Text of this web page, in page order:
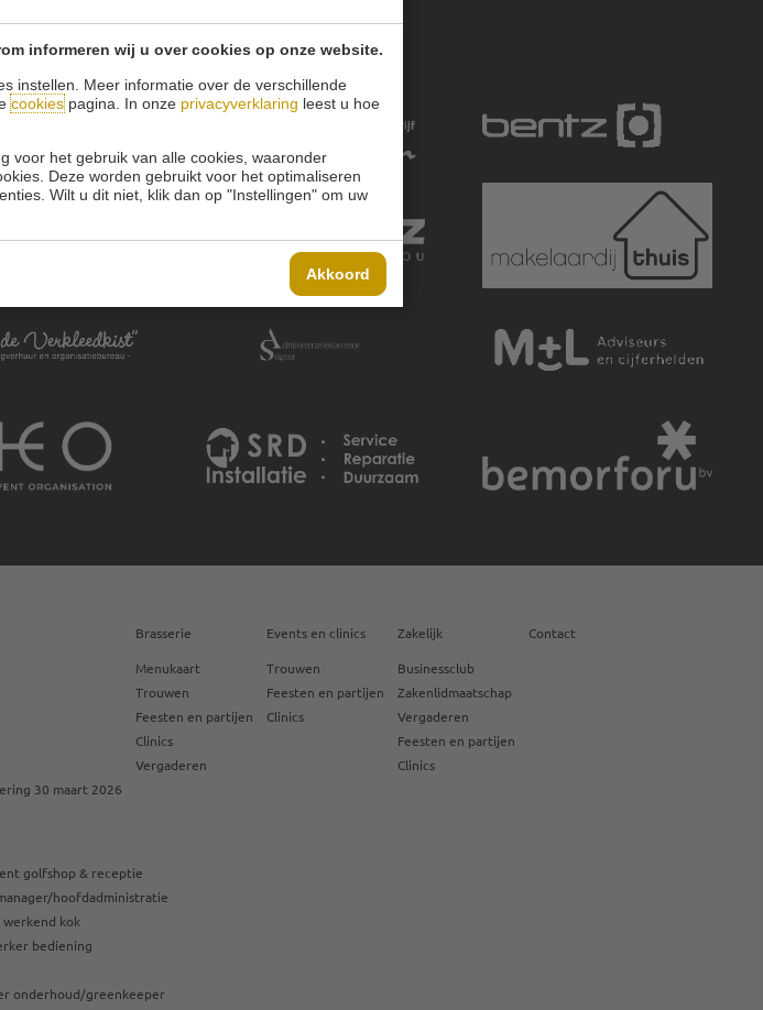
informeren wij u over cookies op onze website.
instellen. Meer informatie over de verschillende
cookiespagina. In onze privacyverklaring leest u hoe
voor het gebruik van alle cookies, waaronder
Deze worden gebruikt voor het optimaliseren
Wilt u dit niet, klik dan op "Instellingen" om uw
Akkoord
30 maart 2026
Brasserie
Menukaart
Trouwen
Feesten en partijen
Clinics
Vergaderen
Events en clinics
Trouwen
Feesten en partijen
Clinics
Zakelijk
Businessclub
Zakenlidmaatschap
Vergaderen
Feesten en partijen
Clinics
Contact
golfshop & receptie
hoofdadministratie
kok
bediening
onderhoud/greenkeeper